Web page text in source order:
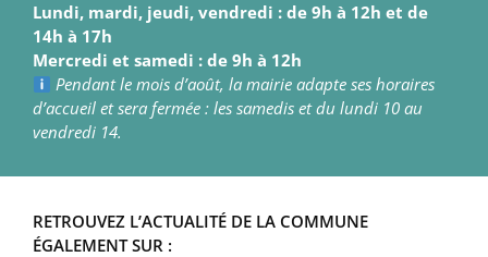
Lundi, mardi, jeudi, vendredi : de 9h à 12h et de
14h à 17h
Mercredi et samedi : de 9h à 12h
Pendant le mois d’août, la mairie adapte ses horaires
d’accueil et sera fermée : les samedis et du lundi 10 au
vendredi 14.
RETROUVEZ L’ACTUALITÉ DE LA COMMUNE
ÉGALEMENT SUR :